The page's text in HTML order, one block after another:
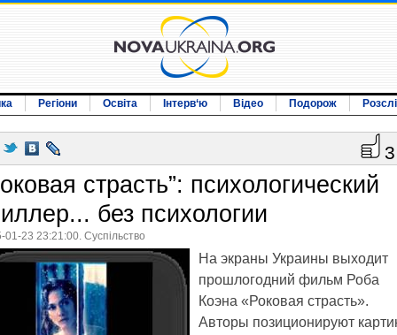
Регіони Освіта Інтерв‘ю Відео Подорож
3
страсть”: психологический
без психологии
01-23 23:21:00. Суспільство
На экраны Украины выходит
прошлогодний фильм Роба
Коэна «Роковая страсть».
Авторы позиционируют